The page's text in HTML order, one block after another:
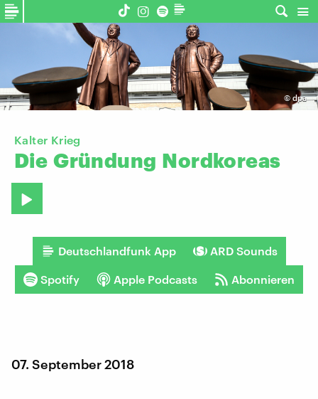
© dpa
Kalter Krieg
Die Gründung Nordkoreas
Deutschlandfunk App ARD Sounds
Spotify Apple Podcasts Abonnieren
07. September 2018